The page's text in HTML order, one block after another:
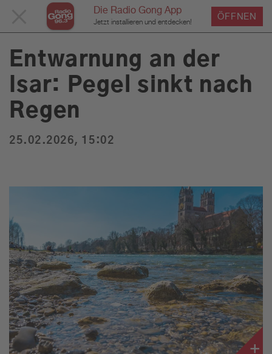
Die Radio Gong App
Jetzt installieren und entdecken!
ÖFFNEN
SCHLIESSEN
Service
Programm
Werbung
Musik
Du bist hier: Home Service News News Detailseite
Entwarnung an der
Isar: Pegel sinkt nach
Regen
25.02.2026, 15:02